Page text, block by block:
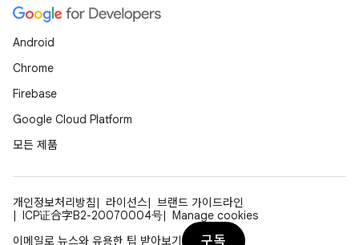
Android
Chrome
Firebase
Google Cloud Platform
모든 제품
개인정보처리방침 라이선스
브랜드 가이드라인
ICP证合字B2-20070004号
Manage cookies
이메일로 뉴스와 유용한 팁 받아보기
구독